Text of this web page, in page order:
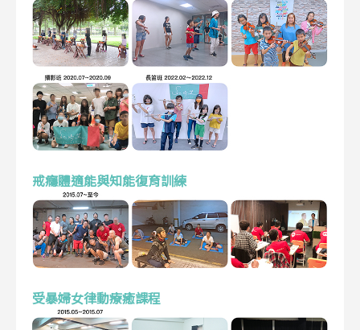
戒癮體適能與知能復育訓練
受暴婦女律動療癒課程